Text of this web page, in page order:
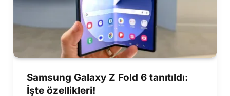
Samsung Galaxy Z Fold 6 tanıtıldı:
İşte özellikleri!